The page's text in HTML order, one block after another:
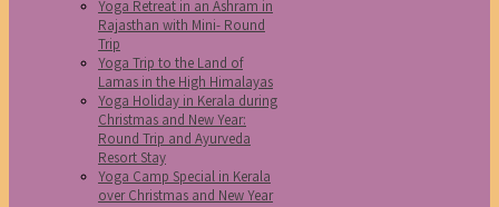
Yoga Retreat in an Ashram in
Rajasthan with Mini- Round
Trip
Yoga Trip to the Land of
Lamas in the High Himalayas
Yoga Holiday in Kerala during
Christmas and New Year:
Round Trip and Ayurveda
Resort Stay
Yoga Camp Special in Kerala
over Christmas and New Year